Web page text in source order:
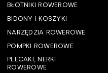
BŁOTNIKI ROWEROWE
BIDONY I KOSZYKI
NARZĘDZIA ROWEROWE
POMPKI ROWEROWE
PLECAKI, NERKI
ROWEROWE